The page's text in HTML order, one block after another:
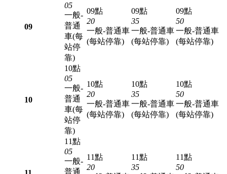
09
05
一般-
普通
車(每
站停
靠)
09點
20
一般-普通車
(每站停靠)
09點
35
一般-普通車
(每站停靠)
09點
50
一般-普通車
(每站停靠)
10
10點
05
一般-
普通
車(每
站停
靠)
10點
20
一般-普通車
(每站停靠)
10點
35
一般-普通車
(每站停靠)
10點
50
一般-普通車
(每站停靠)
11點
05
一般-
普通
11點
20
11點
35
11點
50